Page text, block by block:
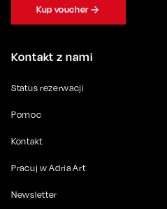
Kontakt z nami
Status rezerwacji
Pomoc
Kontakt
Pracuj w Adria Art
Newsletter
Kup voucher